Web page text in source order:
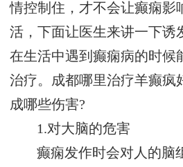
情控制住，才不会让癫痫影
活，下面让医生来讲一下诱
在生活中遇到癫痫病的时候
治疗。成都哪里治疗羊癫疯
成哪些伤害?
1.对大脑的危害
癫痫发作时会对人的脑